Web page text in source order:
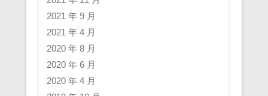
2021 年 9 月
2021 年 4 月
2020 年 8 月
2020 年 6 月
2020 年 4 月